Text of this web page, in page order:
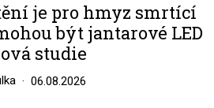
je pro hmyz smrtící
být jantarové LED
studie
06.08.2026